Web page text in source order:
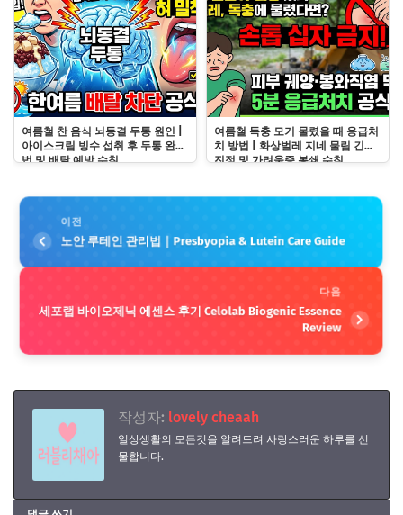
여름철 찬 음식 뇌동결 두통 원인 |
아이스크림 빙수 섭취 후 두통 완화
법 및 배탈 예방 수칙
여름철 독충 모기 물렸을 때 응급처
치 방법 | 화상벌레 지네 물림 긴급
진정 및 가려움증 봉쇄 수칙
이전
노안 루테인 관리법｜Presbyopia & Lutein Care Guide
다음
세포랩 바이오제닉 에센스 후기 Celolab Biogenic Essence
Review
작성자: lovely cheaah
일상생활의 모든것을 알려드려 사랑스러운 하루를 선
물합니다.